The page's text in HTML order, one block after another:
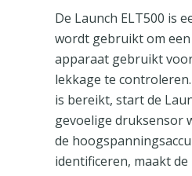
De Launch ELT500 is
wordt gebruikt om
apparaat gebruikt
lekkage te
is bereikt, start de
gevoelige druksensor
de
identificeren, maakt